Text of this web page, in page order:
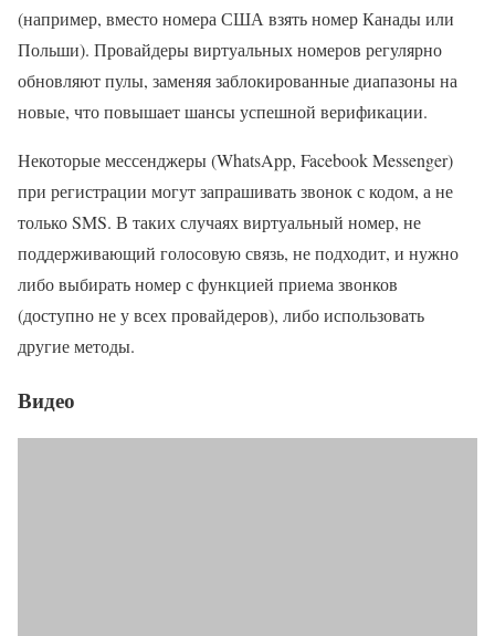
(например, вместо номера США взять номер Канады или
Польши). Провайдеры виртуальных номеров регулярно
обновляют пулы, заменяя заблокированные диапазоны на
новые, что повышает шансы успешной верификации.
Некоторые мессенджеры (WhatsApp, Facebook Messenger)
при регистрации могут запрашивать звонок с кодом, а не
только SMS. В таких случаях виртуальный номер, не
поддерживающий голосовую связь, не подходит, и нужно
либо выбирать номер с функцией приема звонков
(доступно не у всех провайдеров), либо использовать
другие методы.
Видео